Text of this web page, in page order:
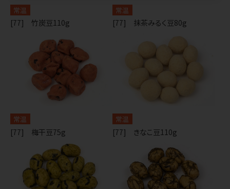
常温
[77] 竹炭豆110g
常温
[77] 抹茶みるく豆80g
常温
[77] 梅干豆75g
常温
[77] きなこ豆110g